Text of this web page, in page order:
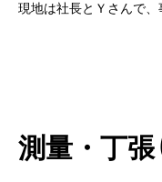
現地は社長とＹさんで、
測量・丁張